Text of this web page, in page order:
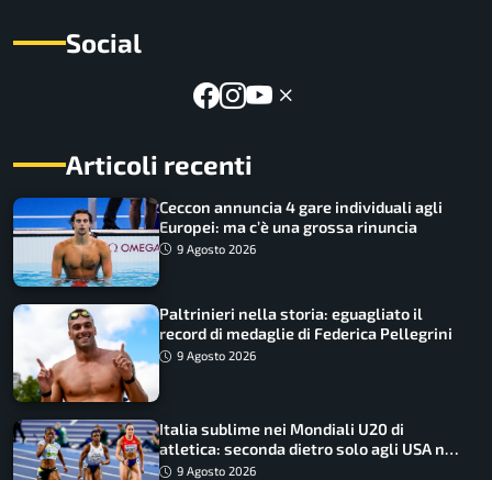
Social
Articoli recenti
Ceccon annuncia 4 gare individuali agli
Europei: ma c’è una grossa rinuncia
9 Agosto 2026
Paltrinieri nella storia: eguagliato il
record di medaglie di Federica Pellegrini
9 Agosto 2026
Italia sublime nei Mondiali U20 di
atletica: seconda dietro solo agli USA nel
medagliere
9 Agosto 2026